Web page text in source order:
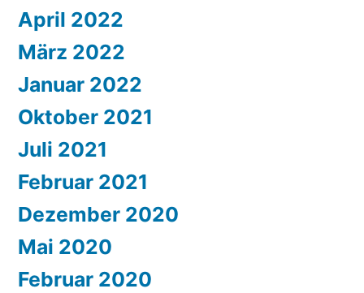
April 2022
März 2022
Januar 2022
Oktober 2021
Juli 2021
Februar 2021
Dezember 2020
Mai 2020
Februar 2020